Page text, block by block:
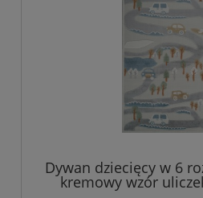
Dywan dziecięcy w 6
kremowy wzór